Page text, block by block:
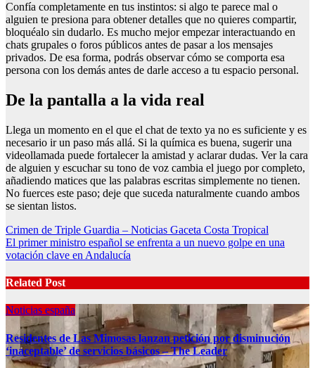
Confía completamente en tus instintos: si algo te parece mal o
alguien te presiona para obtener detalles que no quieres compartir,
bloquéalo sin dudarlo. Es mucho mejor empezar interactuando en
chats grupales o foros públicos antes de pasar a los mensajes
privados. De esa forma, podrás observar cómo se comporta esa
persona con los demás antes de darle acceso a tu espacio personal.
De la pantalla a la vida real
Llega un momento en el que el chat de texto ya no es suficiente y es
necesario ir un paso más allá. Si la química es buena, sugerir una
videollamada puede fortalecer la amistad y aclarar dudas. Ver la cara
de alguien y escuchar su tono de voz cambia el juego por completo,
añadiendo matices que las palabras escritas simplemente no tienen.
No fuerces este paso; deje que suceda naturalmente cuando ambos
se sientan listos.
Post
navigation
Crimen de Triple Guardia – Noticias Gaceta Costa Tropical
El primer ministro español se enfrenta a un nuevo golpe en una
votación clave en Andalucía
Related Post
Noticias españa
Residentes de Las Mimosas lanzan petición por disminución
‘inaceptable’ de servicios básicos – The Leader